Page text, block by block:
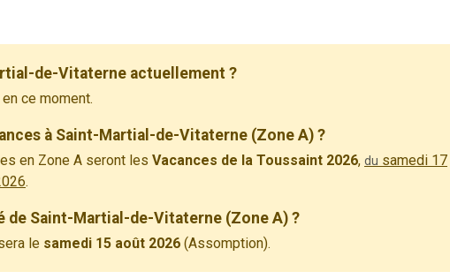
de-Vitaterne actuellement ?
en ce moment.
à Saint-Martial-de-Vitaterne (Zone A) ?
en Zone A seront les Vacances de la Toussaint 2026, du samedi 17
.
de Saint-Martial-de-Vitaterne (Zone A) ?
le samedi 15 août 2026 (Assomption).